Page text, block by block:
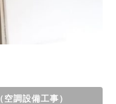
調設備工事）